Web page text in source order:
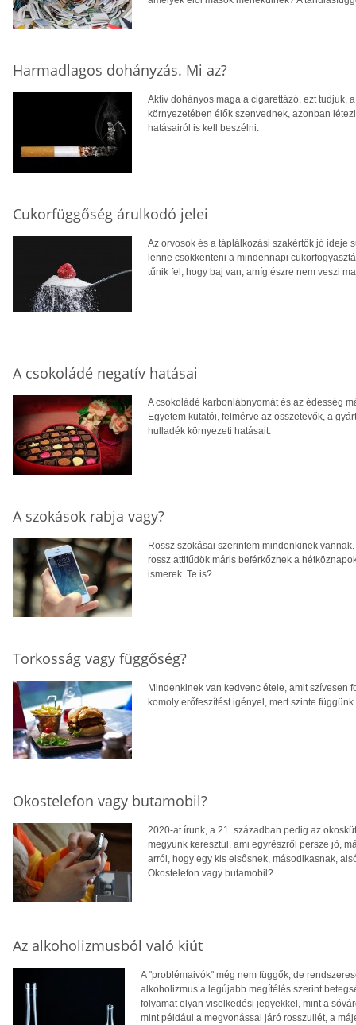
Harmadlagos dohányzás. Mi az?
Aktív dohányos maga a cigarettázó, ezt tudjuk,
környezetében élők szenvednek, azonban
hatásairól is kell beszélni.
Cukorfüggőség árulkodó jelei
Az orvosok és a táplálkozási szakértők jó ideje
lenne csökkenteni a mindennapi
tűnik fel, hogy baj van, amíg észre nem veszi
A csokoládé negatív hatásai
A csokoládé karbonlábnyomát és az édesség
Egyetem kutatói, felmérve az összetevők, a
hulladék környezeti hatásait.
A szokások rabja vagy?
Rossz szokásai szerintem mindenkinek
rossz attitűdök máris beférkőznek a
ismerek. Te is?
Torkosság vagy függőség?
Mindenkinek van kedvenc étele, amit szívesen
komoly erőfeszítést igényel, mert szinte függünk
Okostelefon vagy butamobil?
2020-at írunk, a 21. században pedig az
megyünk keresztül, ami egyrészről persze jó,
arról, hogy egy kis elsősnek, másodikasnak,
Okostelefon vagy butamobil?
Az alkoholizmusból való kiút
A "problémaivók" még nem függők, de
alkoholizmus a legújabb megítélés szerint
folyamat olyan viselkedési jegyekkel, mint a
mint például a megvonással járó rosszullét, a